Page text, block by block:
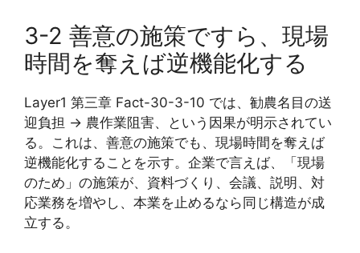
3-2 善意の施策ですら、現場
時間を奪えば逆機能化する
Layer1 第三章 Fact-30-3-10 では、勧農名目の送
迎負担 → 農作業阻害、という因果が明示されてい
る。これは、善意の施策でも、現場時間を奪えば
逆機能化することを示す。企業で言えば、「現場
のため」の施策が、資料づくり、会議、説明、対
応業務を増やし、本業を止めるなら同じ構造が成
立する。